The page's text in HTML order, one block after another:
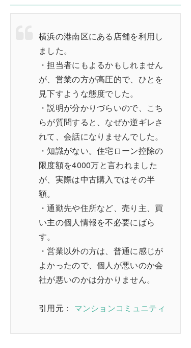
横浜の港南区にある店舗を利用し
ました。
・担当者にもよるかもしれません
が、営業の方が高圧的で、ひとを
見下すような態度でした。
・説明が分かりづらいので、こち
らが質問すると、なぜか逆ギレさ
れて、会話になりませんでした。
・知識がない。住宅ローン控除の
限度額を4000万と言われました
が、実際は中古購入ではその半
額。
・通勤先や住所など、売り主、買
い主の個人情報を不必要にばら
す。
・営業以外の方は、普通に感じが
よかったので、個人が悪いのか会
社が悪いのかは分かりません。
引用元： マンションコミュニティ